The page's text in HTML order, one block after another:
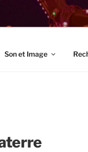
Son et Image